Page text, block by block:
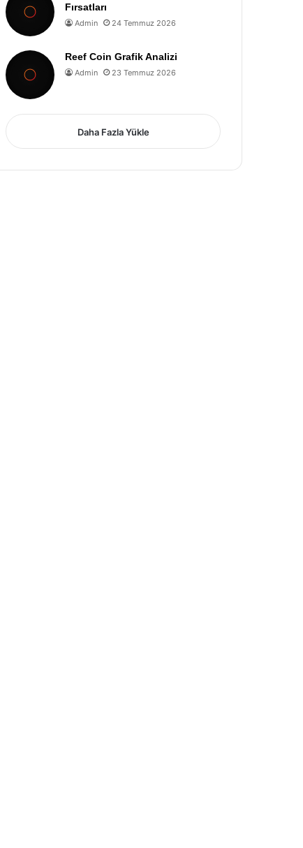
Fırsatları
Admin 24 Temmuz 2026
Reef Coin Grafik Analizi
Admin 23 Temmuz 2026
Daha Fazla Yükle